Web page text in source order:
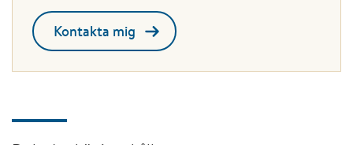
Kontakta mig